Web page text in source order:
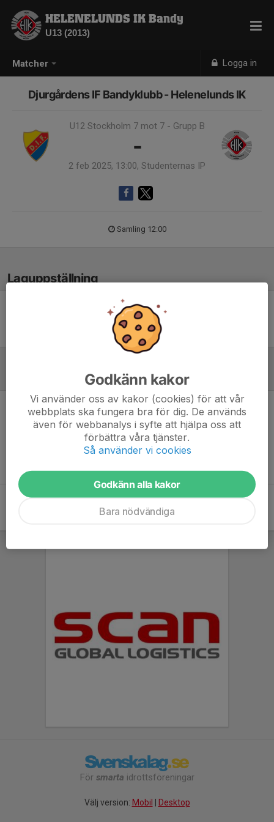
Matcher Logga in
HELENELUNDS IK Bandy
U13 (2013)
Djurgårdens IF Bandyklubb - Helenelunds IK
U12 Stockholm 7 mot 7 - Grupp B
-
2 feb 2025, 13:00, Studenternas IP
Samling 12:00
Laguppställning
Ingen uppställning ifylld
Inget referat skrivet
För smarta idrottsföreningar
Välj version: Mobil Desktop
Godkänn kakor
Vi använder oss av kakor (cookies) för att vår
webbplats ska fungera bra för dig. De används
även för webbanalys i syfte att hjälpa oss att
förbättra våra tjänster.
Så använder vi cookies
Godkänn alla kakor
Bara nödvändiga